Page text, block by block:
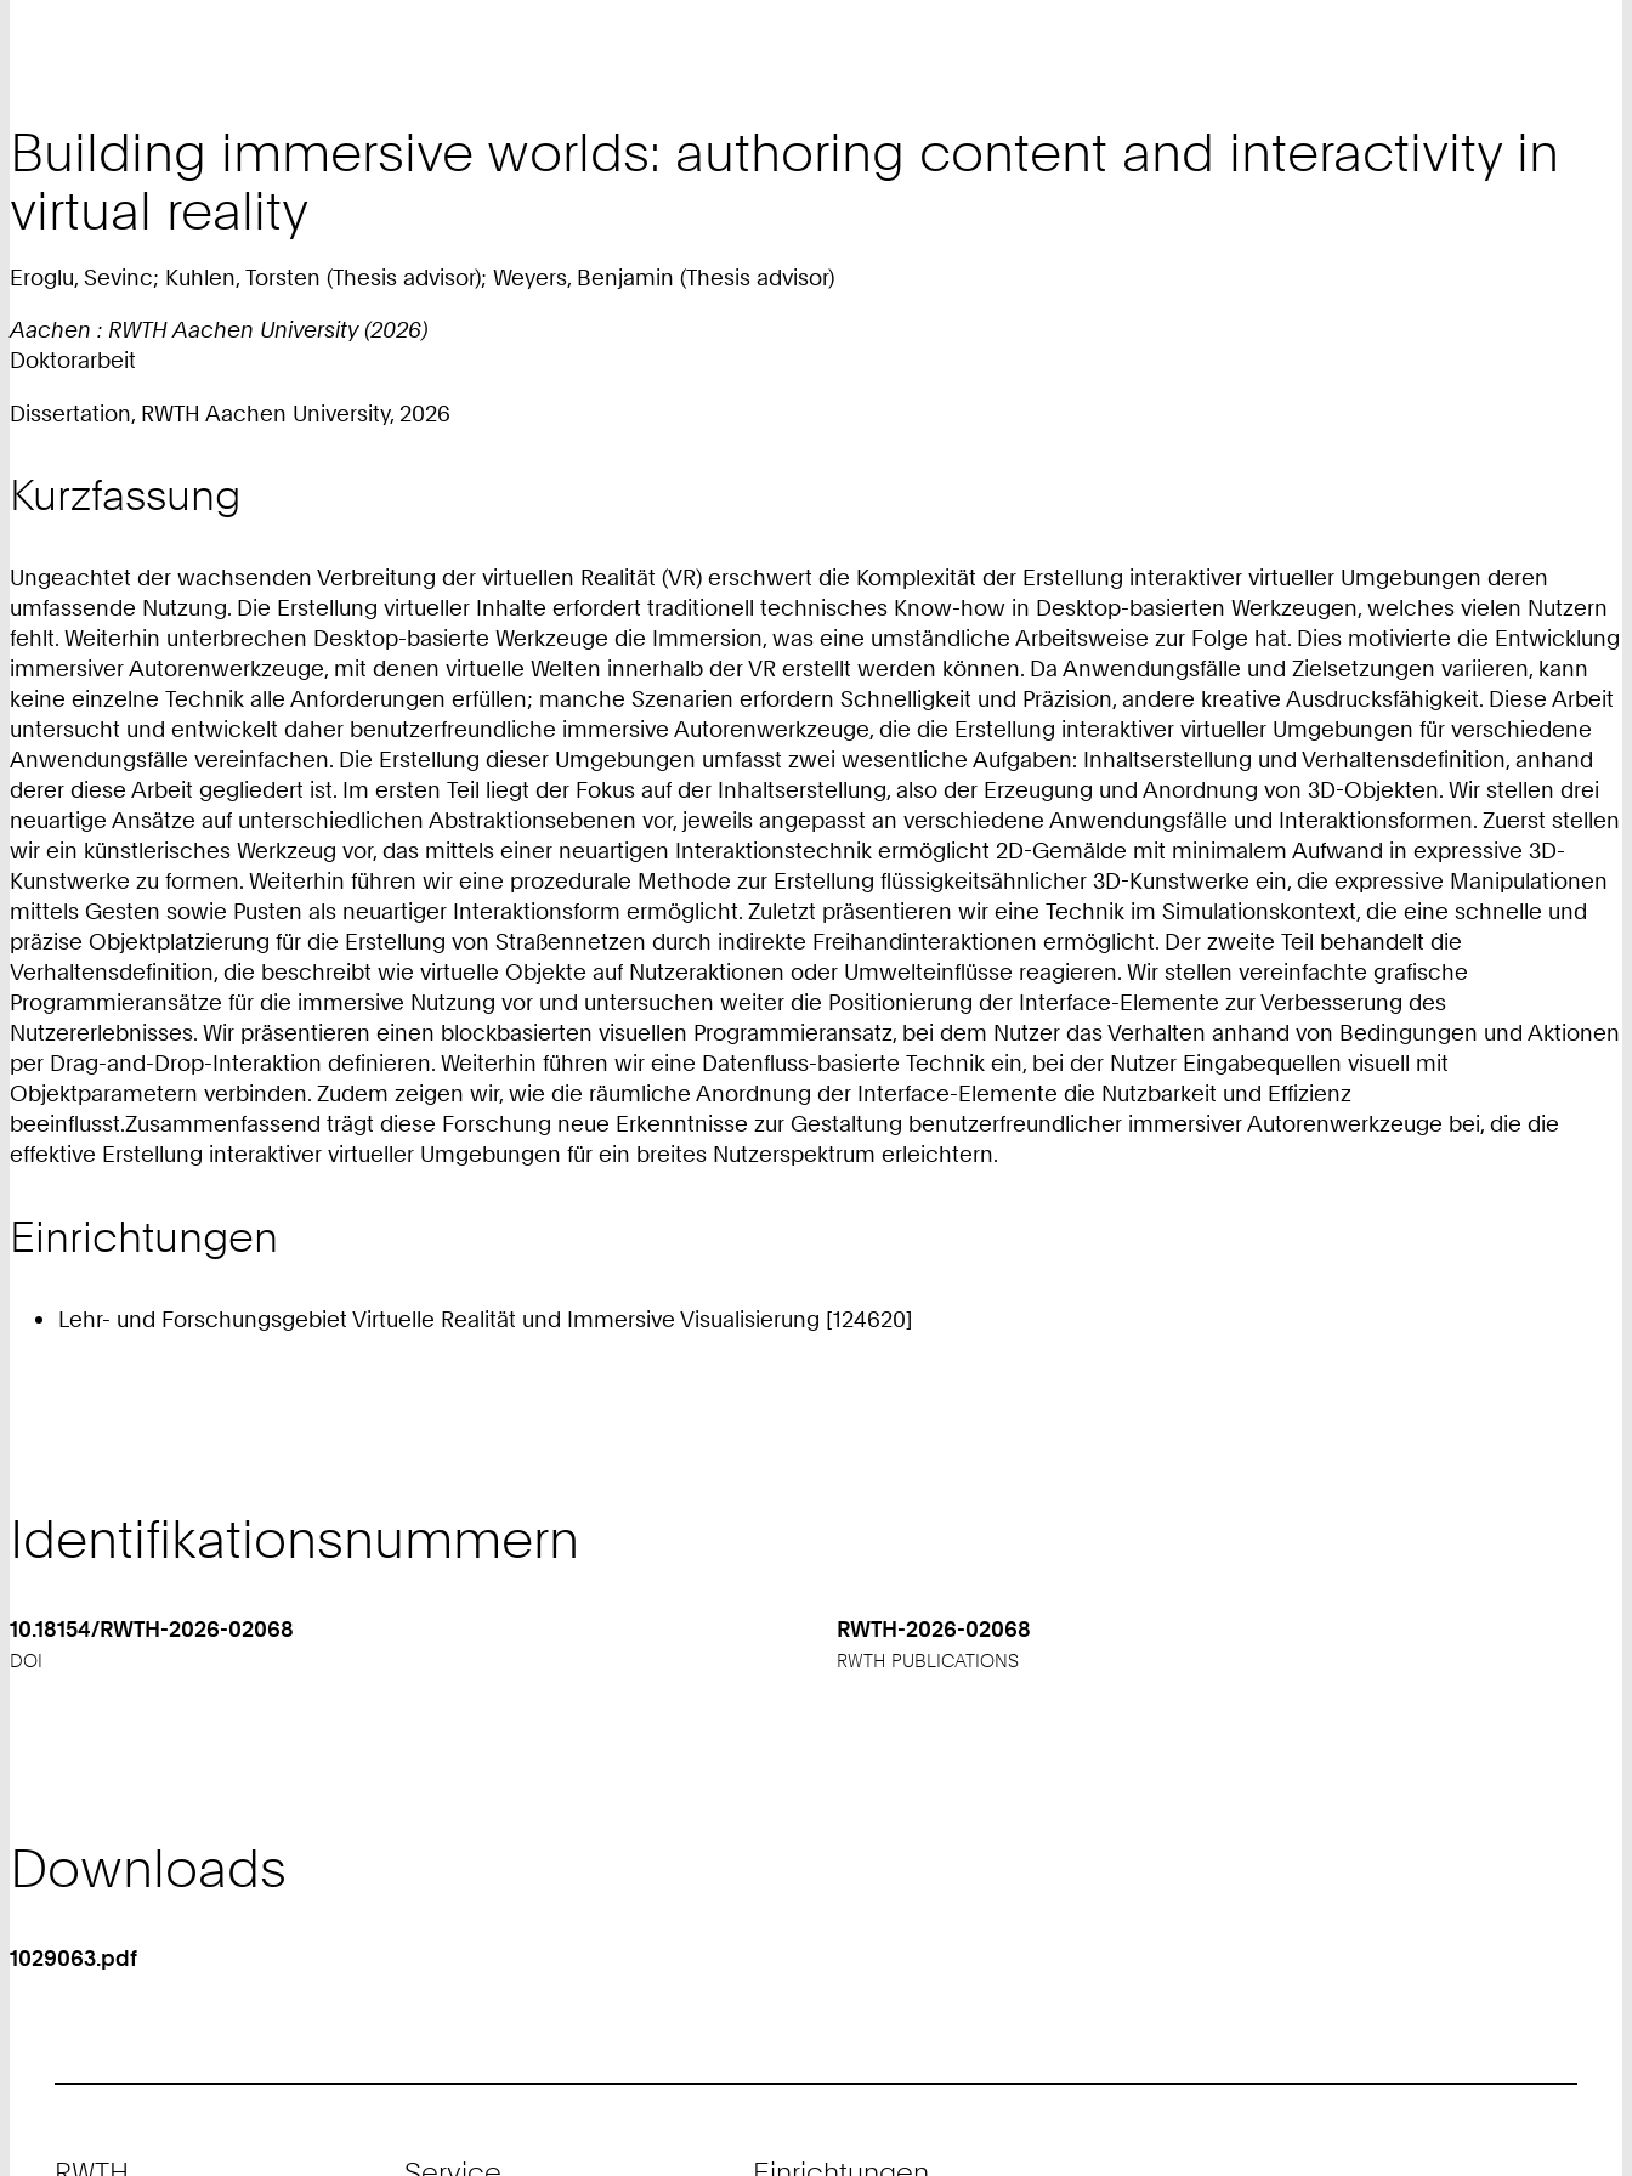
Building immersive worlds: authoring content and interactivity in
virtual reality
Eroglu, Sevinc; Kuhlen, Torsten (Thesis advisor); Weyers, Benjamin (Thesis advisor)
Aachen : RWTH Aachen University (2026)
Doktorarbeit
Dissertation, RWTH Aachen University, 2026
Kurzfassung
Ungeachtet der wachsenden Verbreitung der virtuellen Realität (VR) erschwert die Komplexität der Erstellung interaktiver virtueller Umgebungen deren
umfassende Nutzung. Die Erstellung virtueller Inhalte erfordert traditionell technisches Know-how in Desktop-basierten Werkzeugen, welches vielen Nutzern
fehlt. Weiterhin unterbrechen Desktop-basierte Werkzeuge die Immersion, was eine umständliche Arbeitsweise zur Folge hat. Dies motivierte die Entwicklung
immersiver Autorenwerkzeuge, mit denen virtuelle Welten innerhalb der VR erstellt werden können. Da Anwendungsfälle und Zielsetzungen variieren, kann
keine einzelne Technik alle Anforderungen erfüllen; manche Szenarien erfordern Schnelligkeit und Präzision, andere kreative Ausdrucksfähigkeit. Diese Arbeit
untersucht und entwickelt daher benutzerfreundliche immersive Autorenwerkzeuge, die die Erstellung interaktiver virtueller Umgebungen für verschiedene
Anwendungsfälle vereinfachen. Die Erstellung dieser Umgebungen umfasst zwei wesentliche Aufgaben: Inhaltserstellung und Verhaltensdefinition, anhand
derer diese Arbeit gegliedert ist. Im ersten Teil liegt der Fokus auf der Inhaltserstellung, also der Erzeugung und Anordnung von 3D-Objekten. Wir stellen drei
neuartige Ansätze auf unterschiedlichen Abstraktionsebenen vor, jeweils angepasst an verschiedene Anwendungsfälle und Interaktionsformen. Zuerst stellen
wir ein künstlerisches Werkzeug vor, das mittels einer neuartigen Interaktionstechnik ermöglicht 2D-Gemälde mit minimalem Aufwand in expressive 3D-
Kunstwerke zu formen. Weiterhin führen wir eine prozedurale Methode zur Erstellung flüssigkeitsähnlicher 3D-Kunstwerke ein, die expressive Manipulationen
mittels Gesten sowie Pusten als neuartiger Interaktionsform ermöglicht. Zuletzt präsentieren wir eine Technik im Simulationskontext, die eine schnelle und
präzise Objektplatzierung für die Erstellung von Straßennetzen durch indirekte Freihandinteraktionen ermöglicht. Der zweite Teil behandelt die
Verhaltensdefinition, die beschreibt wie virtuelle Objekte auf Nutzeraktionen oder Umwelteinflüsse reagieren. Wir stellen vereinfachte grafische
Programmieransätze für die immersive Nutzung vor und untersuchen weiter die Positionierung der Interface-Elemente zur Verbesserung des
Nutzererlebnisses. Wir präsentieren einen blockbasierten visuellen Programmieransatz, bei dem Nutzer das Verhalten anhand von Bedingungen und Aktionen
per Drag-and-Drop-Interaktion definieren. Weiterhin führen wir eine Datenfluss-basierte Technik ein, bei der Nutzer Eingabequellen visuell mit
Objektparametern verbinden. Zudem zeigen wir, wie die räumliche Anordnung der Interface-Elemente die Nutzbarkeit und Effizienz
beeinflusst.Zusammenfassend trägt diese Forschung neue Erkenntnisse zur Gestaltung benutzerfreundlicher immersiver Autorenwerkzeuge bei, die die
effektive Erstellung interaktiver virtueller Umgebungen für ein breites Nutzerspektrum erleichtern.
Einrichtungen
Lehr- und Forschungsgebiet Virtuelle Realität und Immersive Visualisierung [124620]
Identifikationsnummern
10.18154/RWTH-2026-02068
DOI
RWTH-2026-02068
RWTH PUBLICATIONS
Downloads
1029063.pdf